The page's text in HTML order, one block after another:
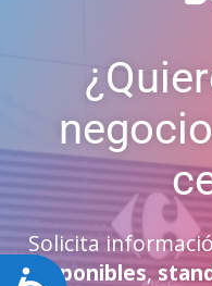
Solicita
disponibles,